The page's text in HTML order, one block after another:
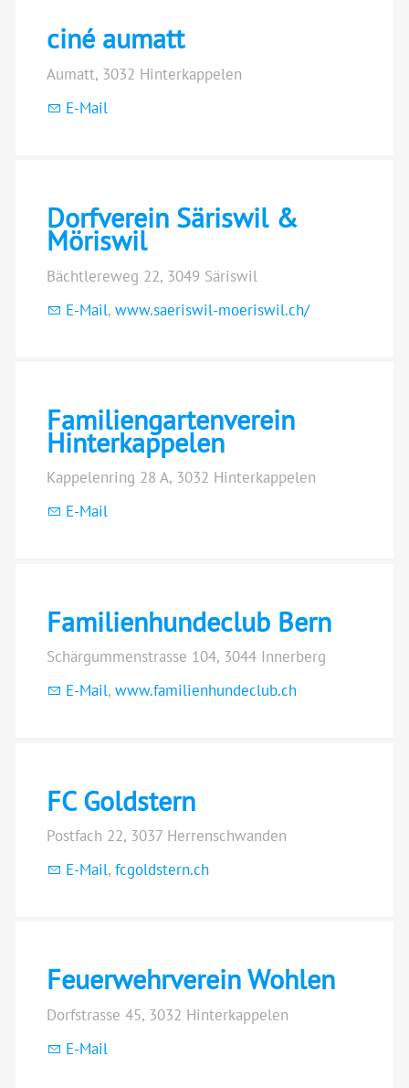
ciné aumatt
Aumatt, 3032 Hinterkappelen
E-Mail
Dorfverein Säriswil &
Möriswil
Bächtlereweg 22, 3049 Säriswil
E-Mail, www.saeriswil-moeriswil.ch/
Familiengartenverein
Hinterkappelen
Kappelenring 28 A, 3032 Hinterkappelen
E-Mail
Familienhundeclub Bern
Schärgummenstrasse 104, 3044 Innerberg
E-Mail, www.familienhundeclub.ch
FC Goldstern
Postfach 22, 3037 Herrenschwanden
E-Mail, fcgoldstern.ch
Feuerwehrverein Wohlen
Dorfstrasse 45, 3032 Hinterkappelen
E-Mail